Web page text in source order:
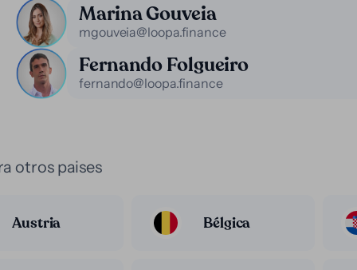
Marina Gouveia
mgouveia@loopa.finance
Fernando Folgueiro
fernando@loopa.finance
otros paises
Austria Bélgica